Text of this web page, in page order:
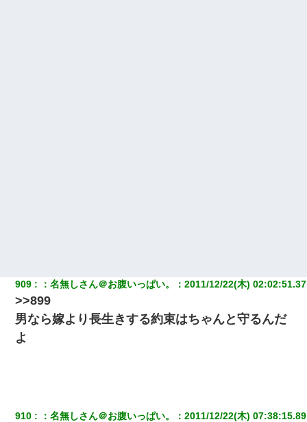
909 ：名無しさん＠お腹いっぱい。 ：2011/12/22(木) 02:02:51.37
>>899
男なら嫁より長生きする約束はちゃんと守るんだ
よ
910 ：名無しさん＠お腹いっぱい。 ：2011/12/22(木) 07:38:15.89